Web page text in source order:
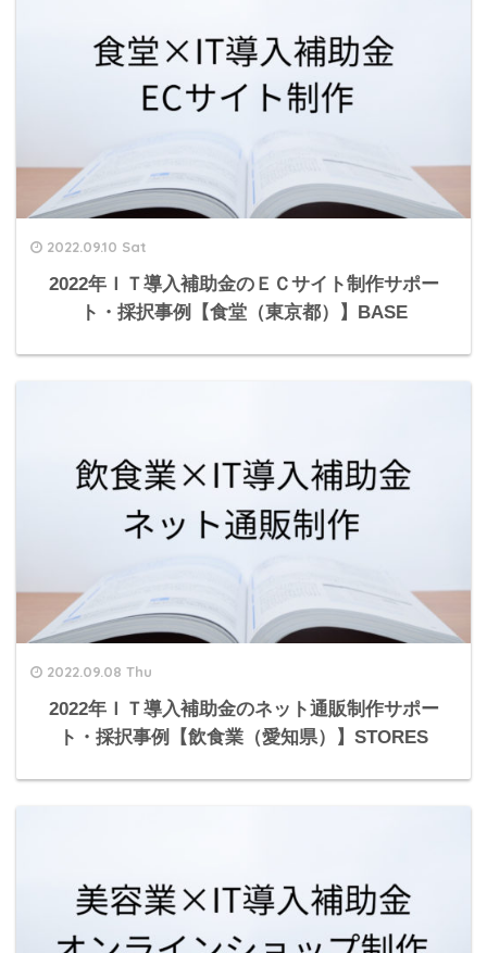
2022.09.10 Sat
2022年ＩＴ導入補助金のＥＣサイト制作サポー
ト・採択事例【食堂（東京都）】BASE
2022.09.08 Thu
2022年ＩＴ導入補助金のネット通販制作サポー
ト・採択事例【飲食業（愛知県）】STORES